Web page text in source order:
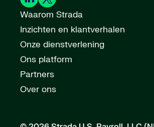
Waarom Strada
Inzichten en klantverhalen
Onze dienstverlening
Ons platform
Partners
Over ons